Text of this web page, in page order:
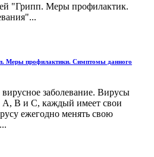
"Грипп. Меры профилактик.
Меры профилактики. Симптомы данного
заболевание. Вирусы
А, В и С, каждый имеет свои
ежегодно менять свою